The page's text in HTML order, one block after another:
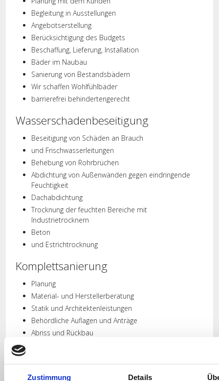
Zustimmung Details
Begleitung in Ausstellungen
Angebotserstellung
Berücksichtigung des Budgets
Beschaffung, Lieferung, Installation
Bäder im Naubau
Sanierung von Bestandsbädern
Wir schaffen Wohlfühlbäder
barrierefrei behindertengerecht
Wasserschadenbeseitigung
Beseitigung von Schäden an Brauch
und Frischwasserleitungen
Behebung von Rohrbrüchen
Abdichtung von Außenwänden gegen eindringende
Feuchtigkeit
Dachabdichtung
Trocknung der feuchten Bereiche mit
Industrietrocknern
Beton
und Estrichtrocknung
Komplettsanierung
Planung
Material- und Herstellerberatung
Statik und Architektenleistungen
Behördliche Auflagen und Anträge
Abriss und Rückbau